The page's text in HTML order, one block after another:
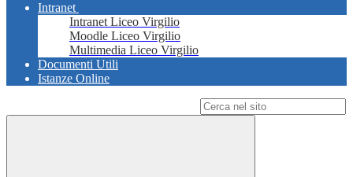
Intranet
Intranet Liceo Virgilio
Moodle Liceo Virgilio
Multimedia Liceo Virgilio
Documenti Utili
Istanze Online